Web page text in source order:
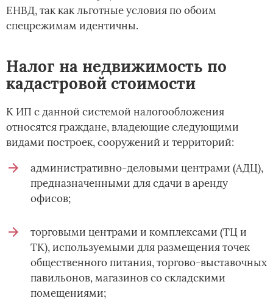
ЕНВД, так как льготные условия по обоим
спецрежимам идентичны.
Налог на недвижимость по
кадастровой стоимости
К ИП с данной системой налогообложения
относятся граждане, владеющие следующими
видами построек, сооружений и территорий:
административно-деловыми центрами (АДЦ),
предназначенными для сдачи в аренду
офисов;
торговыми центрами и комплексами (ТЦ и
ТК), используемыми для размещения точек
общественного питания, торгово-выставочных
павильонов, магазинов со складскими
помещениями;